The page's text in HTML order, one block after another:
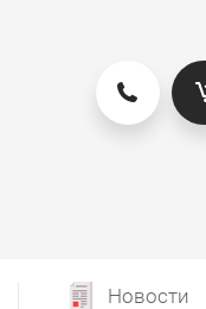
Новости